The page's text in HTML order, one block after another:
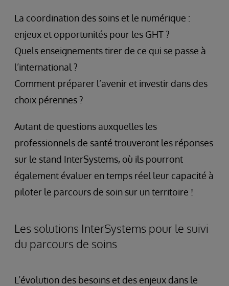
La coordination des soins et le numérique :
enjeux et opportunités pour les GHT ?
Quels enseignements tirer de ce qui se passe à
l’international ?
Comment préparer l’avenir et investir dans des
choix pérennes ?
Autant de questions auxquelles les
professionnels de santé trouveront les réponses
sur le stand InterSystems, où ils pourront
également évaluer en temps réel leur capacité à
piloter le parcours de soin sur un territoire !
Les solutions InterSystems pour le suivi
du parcours de soins
L’évolution des besoins et des enjeux dans le